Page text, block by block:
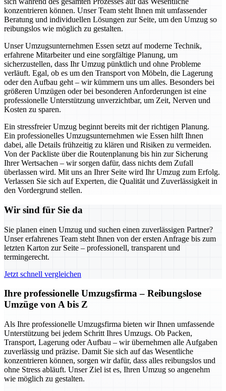
konzentrieren können. Unser Team steht Ihnen mit umfassender
Beratung und individuellen Lösungen zur Seite, um den Umzug so
reibungslos wie möglich zu gestalten.
Unser Umzugsunternehmen Essen setzt auf moderne Technik,
erfahrene Mitarbeiter und eine sorgfältige Planung, um
sicherzustellen, dass Ihr Umzug pünktlich und ohne Probleme
verläuft. Egal, ob es um den Transport von Möbeln, die Lagerung
oder den Aufbau geht – wir kümmern uns um alles. Besonders bei
größeren Umzügen oder bei besonderen Anforderungen ist eine
professionelle Unterstützung unverzichtbar, um Zeit, Nerven und
Kosten zu sparen.
Ein stressfreier Umzug beginnt bereits mit der richtigen Planung.
Ein professionelles Umzugsunternehmen wie Essen hilft Ihnen
dabei, alle Details frühzeitig zu klären und Risiken zu vermeiden.
Von der Packliste über die Routenplanung bis hin zur Sicherung
Ihrer Wertsachen – wir sorgen dafür, dass nichts dem Zufall
überlassen wird. Mit uns an Ihrer Seite wird Ihr Umzug zum Erfolg.
Verlassen Sie sich auf Experten, die Qualität und Zuverlässigkeit in
den Vordergrund stellen.
Wir sind für Sie da
Sie planen einen Umzug und suchen einen zuverlässigen Partner?
Unser erfahrenes Team steht Ihnen von der ersten Anfrage bis zum
letzten Karton zur Seite – professionell, transparent und
termingerecht.
Jetzt schnell vergleichen
Ihre professionelle Umzugsfirma – Reibungslose
Umzüge von A bis Z
Als Ihre professionelle Umzugsfirma bieten wir Ihnen umfassende
Unterstützung bei jedem Schritt Ihres Umzugs. Ob Packen,
Transport, Lagerung oder Aufbau – wir übernehmen alle Aufgaben
zuverlässig und präzise. Damit Sie sich auf das Wesentliche
konzentrieren können, sorgen wir dafür, dass alles reibungslos und
ohne Stress abläuft. Unser Ziel ist es, Ihren Umzug so angenehm
wie möglich zu gestalten.